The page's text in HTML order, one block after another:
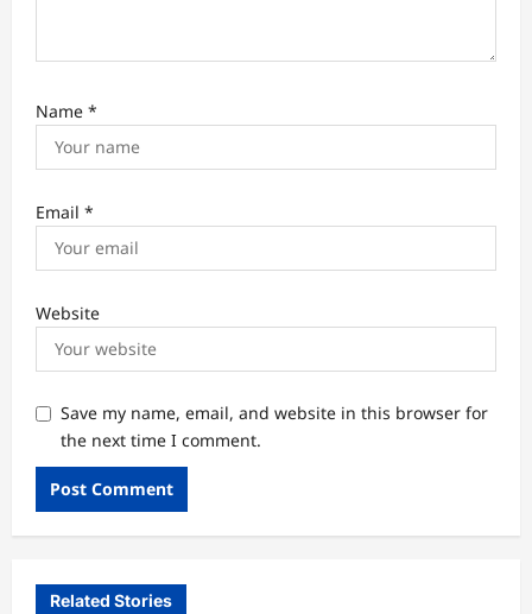
Name *
Email *
Website
Save my name, email, and website in this browser for
the next time I comment.
Related Stories